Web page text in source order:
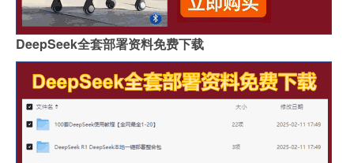
DeepSeek全套部署资料免费下载